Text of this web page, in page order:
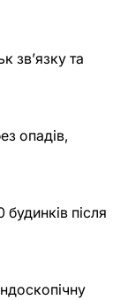
зв’язку та
опадів,
будинків після